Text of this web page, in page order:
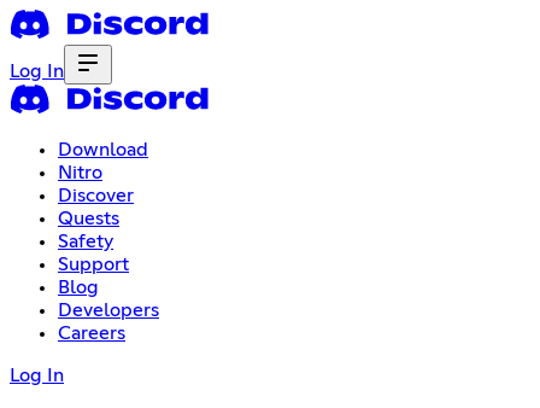
Log In
Download
Nitro
Discover
Quests
Safety
Support
Blog
Developers
Careers
Log In